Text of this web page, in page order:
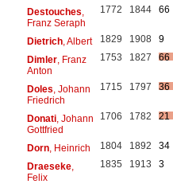
Destouches
Franz Seraph
1772 1844 66
Dietrich, Albert 1829 1908
9
Dimler, Franz
Anton
1753 1827 66
Doles , Johann
Friedrich
1715 1797 36
Donati, Johann
Gottfried
1706 1782 21
Dorn, Heinrich 1804 1892
34
Draeseke,
Felix
1835 1913 3